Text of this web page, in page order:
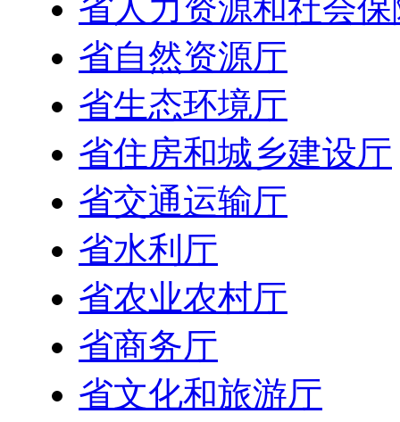
省人力资源和社会
省自然资源厅
省生态环境厅
省住房和城乡建设厅
省交通运输厅
省水利厅
省农业农村厅
省商务厅
省文化和旅游厅